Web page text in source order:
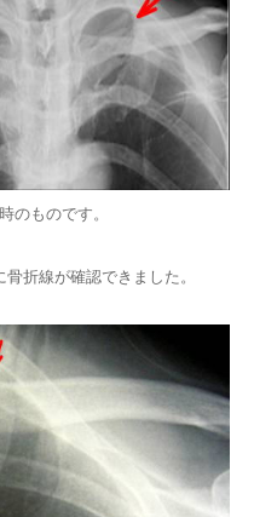
のものです。
折線が確認できました。